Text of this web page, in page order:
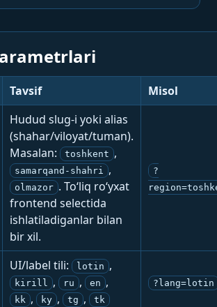
Tavsif Misol
Hudud slug-i yoki alias
(shahar/viloyat/tuman).
Masalan:
toshkent ,
samarqand-shahri ,
olmazor . To‘liq ro‘yxat
frontend selectida
ishlatiladiganlar bilan
bir xil.
?
UI/label tili: lotin ,
kirill , ru , en ,
kk , ky , tg , tk
?lang=lotin